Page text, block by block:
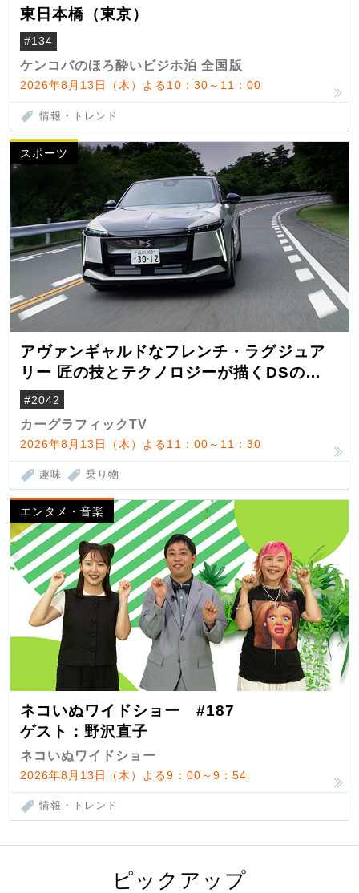
東日本橋（東京）
#134
ケンコバのほろ酔いビジホ泊 全国版
2026年8月13日（木）よる10：30～11：00
情報・トレンド
スポーツ
アヴァンギャルドなフレンチ・ラグジュア
リー 匠の技とテクノロジーが描くDSの世
界観
#2042
カーグラフィックTV
2026年8月13日（木）よる11：00～11：30
趣味 乗り物
エンタメ・音楽
ネコいぬワイドショー #187
ゲスト：野沢直子
ネコいぬワイドショー
2026年8月13日（木）よる9：00～9：54
情報・トレンド
ピックアップ